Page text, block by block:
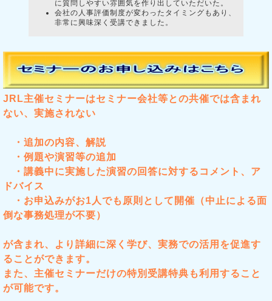
に質問しやすい雰囲気を作り出していただいた。
会社の人事評価制度が変わったタイミングもあり、
非常に興味深く受講できました。
JRL主催セミナーはセミナー会社等との共催では含まれ
ない、実施されない
・追加の内容、解説
・例題や演習等の追加
・講義中に実施した演習の回答に対するコメント、ア
ドバイス
・お申込みがお1人でも原則として開催（中止による面
倒な事務処理が不要）
が含まれ、より詳細に深く学び、実務での活用を促進す
ることができます。
また、主催セミナーだけの特別受講特典も利用すること
が可能です。